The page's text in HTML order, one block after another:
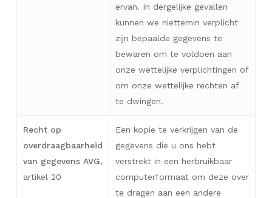
ervan. In dergelijke gevallen
kunnen we niettemin verplicht
zijn bepaalde gegevens te
bewaren om te voldoen aan
onze wettelijke verplichtingen of
om onze wettelijke rechten af
te dwingen.
Recht op
overdraagbaarheid
van gegevens AVG,
artikel 20
Een kopie te verkrijgen van de
gegevens die u ons hebt
verstrekt in een herbruikbaar
computerformaat om deze over
te dragen aan een andere